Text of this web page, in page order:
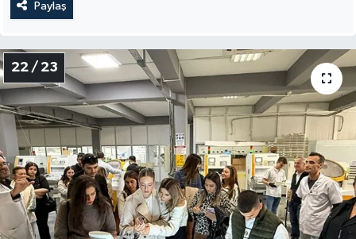
Paylaş
22 / 23